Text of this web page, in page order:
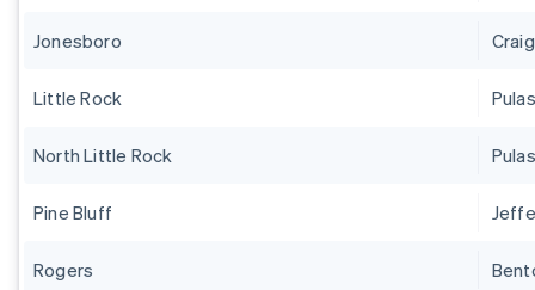
Jonesboro
Little Rock
North Little Rock
Pine Bluff
Rogers